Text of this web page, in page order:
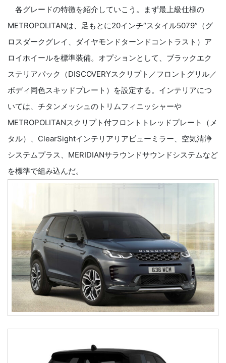
各グレードの特徴を紹介していこう。まず最上級仕様の
METROPOLITANは、足もとに20インチ“スタイル5079”（グ
ロスダークグレイ、ダイヤモンドターンドコントラスト）ア
ロイホイールを標準装備。オプションとして、ブラックエク
ステリアパック（DISCOVERYスクリプト／フロントグリル／
ボディ同色スキッドプレート）を設定する。インテリアにつ
いては、チタンメッシュのトリムフィニッシャーや
METROPOLITANスクリプト付フロントトレッドプレート（メ
タル）、ClearSightインテリアリアビューミラー、空気清浄
システムプラス、MERIDIANサラウンドサウンドシステムなど
を標準で組み込んだ。